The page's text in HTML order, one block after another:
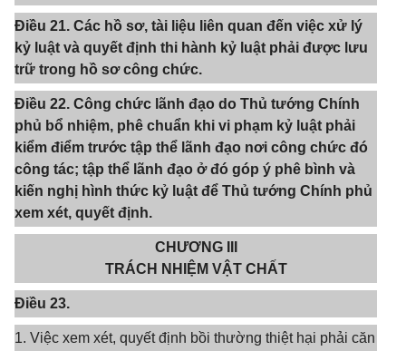
Điều 21. Các hồ sơ, tài liệu liên quan đến việc xử lý
kỷ luật và quyết định thi hành kỷ luật phải được lưu
trữ trong hồ sơ công chức.
Điều 22. Công chức lãnh đạo do Thủ tướng Chính
phủ bổ nhiệm, phê chuẩn khi vi phạm kỷ luật phải
kiểm điểm trước tập thể lãnh đạo nơi công chức đó
công tác; tập thể lãnh đạo ở đó góp ý phê bình và
kiến nghị hình thức kỷ luật để Thủ tướng Chính phủ
xem xét, quyết định.
CHƯƠNG III
TRÁCH NHIỆM VẬT CHẤT
Điều 23.
1. Việc xem xét, quyết định bồi thường thiệt hại phải căn